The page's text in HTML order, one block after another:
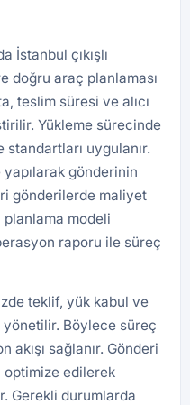
İstanbul çıkışlı
doğru araç planlaması
teslim süresi ve alıcı
Yükleme sürecinde
uygulanır.
gönderinin
gönderilerde maliyet
modeli
raporu ile süreç
teklif, yük kabul ve
yönetilir. Böylece süreç
akışı sağlanır. Gönderi
optimize edilerek
Gerekli durumlarda